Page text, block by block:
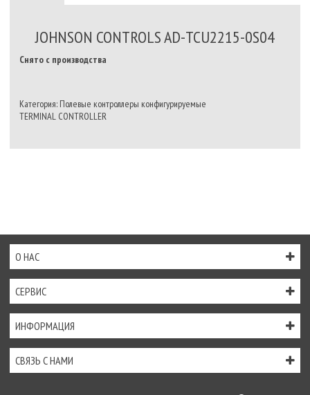
JOHNSON CONTROLS AD-TCU2215-0S04
Снято с производства
Категория: Полевые контроллеры конфигурируемые
TERMINAL CONTROLLER
О НАС
СЕРВИС
ИНФОРМАЦИЯ
СВЯЗЬ С НАМИ